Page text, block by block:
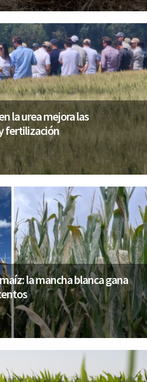
la urea mejora las
fertilización
la mancha blanca gana